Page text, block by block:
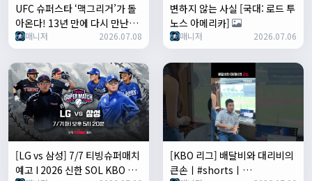
UFC 슈퍼스타 ‘맥그리거’가 돌
아온다! 13년 만에 다시 만난
‘할로웨이’ | GET IN THE
CAGE🥊7화
매니저 2026.07.08
변하지 않는 사실 [국대: 로드 투
노스 아메리카]
매니저 2026.07.06
[LG vs 삼성] 7/7 티빙슈퍼매치
예고 I 2026 신한 SOL KBO 리
[KBO 리그] 배달비와 대리비의
큰손ㅣ#shortsㅣ